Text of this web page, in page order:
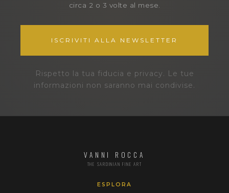
circa 2 o 3 volte al mese.
ISCRIVITI ALLA NEWSLETTER
Rispetto la tua fiducia e privacy. Le tue
informazioni non saranno mai condivise.
VANNI ROCCA
THE SARDINIAN FINE ART
ESPLORA